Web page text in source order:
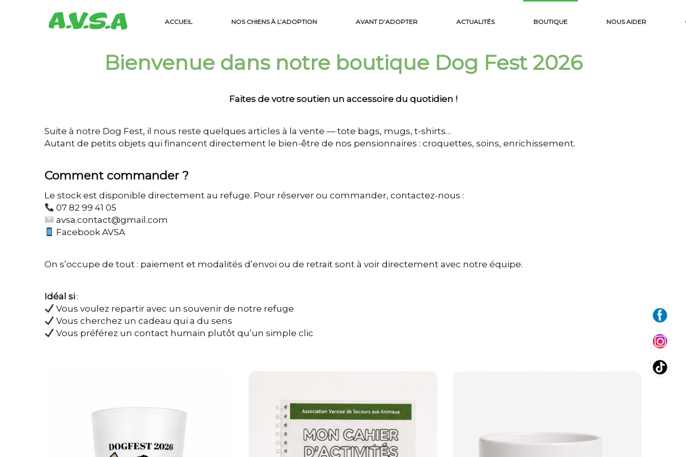
ACCUEIL NOS CHIENS À L’ADOPTION AVANT D’ADOPTER ACTUALITÉS BOUTIQUE NOUS AIDER
Bienvenue dans notre boutique Dog Fest 2026
Faites de votre soutien un accessoire du quotidien !
Suite à notre Dog Fest, il nous reste quelques articles à la vente — tote bags, mugs, t-shirts…
Autant de petits objets qui financent directement le bien-être de nos pensionnaires : croquettes, soins, enrichissement.
Comment commander ?
Le stock est disponible directement au refuge. Pour réserver ou commander, contactez-nous :
07 82 99 41 05
avsa.contact@gmail.com
Facebook AVSA
On s’occupe de tout : paiement et modalités d’envoi ou de retrait sont à voir directement avec notre équipe.
Idéal si :
Vous voulez repartir avec un souvenir de notre refuge
Vous cherchez un cadeau qui a du sens
Vous préférez un contact humain plutôt qu’un simple clic